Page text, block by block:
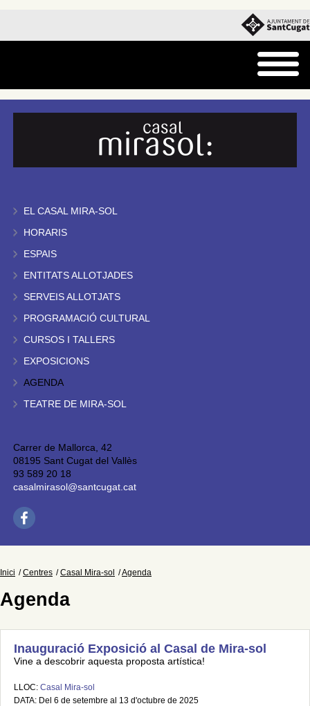
EL CASAL MIRA-SOL
HORARIS
ESPAIS
ENTITATS ALLOTJADES
SERVEIS ALLOTJATS
PROGRAMACIÓ CULTURAL
CURSOS I TALLERS
EXPOSICIONS
AGENDA
TEATRE DE MIRA-SOL
Carrer de Mallorca, 42
08195 Sant Cugat del Vallès
93 589 20 18
casalmirasol@santcugat.cat
Inici Centres Casal Mira-sol Agenda
Agenda
Inauguració Exposició al Casal de Mira-sol
Vine a descobrir aquesta proposta artística!
LLOC: Casal Mira-sol
DATA: Del 6 de setembre al 13 d'octubre de 2025